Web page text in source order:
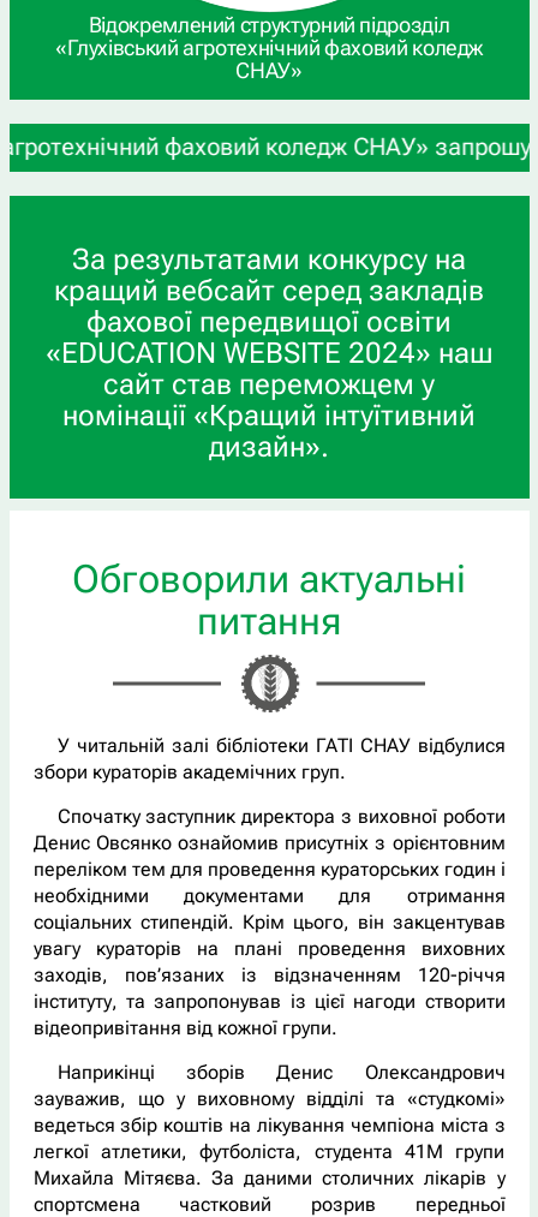
Відокремлений структурний підрозділ
«Глухівський агротехнічний фаховий коледж
СНАУ»
фаховий коледж СНАУ» запрошує
За результатами конкурсу на
кращий вебсайт серед закладів
фахової передвищої освіти
«EDUCATION WEBSITE 2024» наш
сайт став переможцем у
номінації «Кращий інтуїтивний
дизайн».
Обговорили актуальні
питання
У читальній залі бібліотеки ГАТІ СНАУ відбулися
збори кураторів академічних груп.
Спочатку заступник директора з виховної роботи
Денис Овсянко ознайомив присутніх з орієнтовним
переліком тем для проведення кураторських годин і
необхідними документами для отримання
соціальних стипендій. Крім цього, він закцентував
увагу кураторів на плані проведення виховних
заходів, пов’язаних із відзначенням 120-річчя
інституту, та запропонував із цієї нагоди створити
відеопривітання від кожної групи.
Наприкінці зборів Денис Олександрович
зауважив, що у виховному відділі та «студкомі»
ведеться збір коштів на лікування чемпіона міста з
легкої атлетики, футболіста, студента 41М групи
Михайла Мітяєва. За даними столичних лікарів у
спортсмена частковий розрив передньої